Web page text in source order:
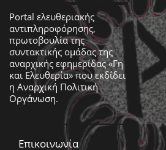
Portal ελευθεριακής
αντιπληροφόρησης,
πρωτοβουλία της
συντακτικής ομάδας της
αναρχικής εφημερίδας «Γη
και Ελευθερία» που εκδίδει
η Αναρχική Πολιτική
Οργάνωση.
Επικοινωνία